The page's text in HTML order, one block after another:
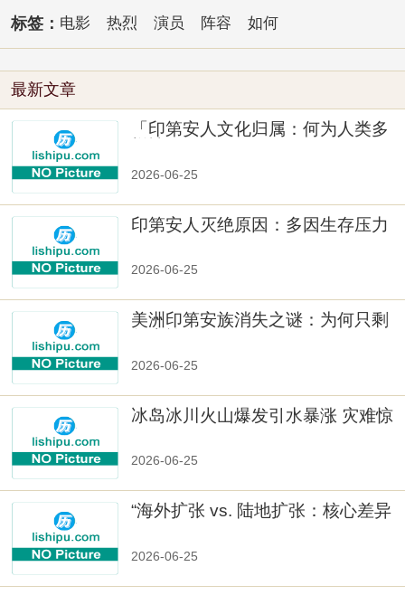
标签： 电影 热烈 演员 阵容 如何
最新文章
「印第安人文化归属：何为人类多
2026-06-25
印第安人灭绝原因：多因生存压力
2026-06-25
美洲印第安族消失之谜：为何只剩
2026-06-25
冰岛冰川火山爆发引水暴涨 灾难惊
2026-06-25
“海外扩张 vs. 陆地扩张：核心差异
2026-06-25